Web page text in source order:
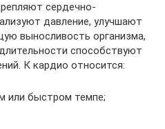
сердечно-
давление, улучшают
выносливость организма,
способствуют
К кардио относится:
или быстром темпе;